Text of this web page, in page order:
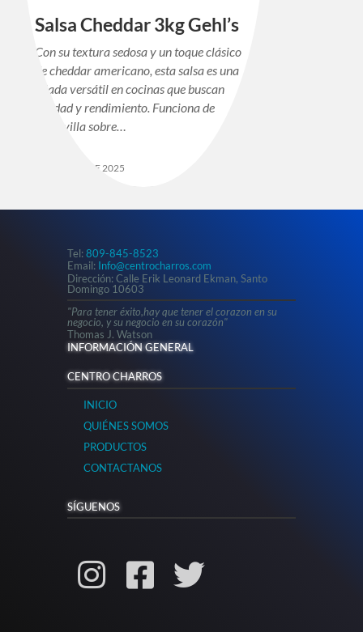
Salsa Cheddar 3kg Gehl’s
Con su textura sedosa y un toque clásico
de cheddar americano, esta salsa es una
aliada versátil en cocinas que buscan
calidad y rendimiento. Funciona de
maravilla sobre…
9 DE MAYO DE 2025
Tel:809-845-8523
Email: Info@centrocharros.com
Dirección: Calle Erik Leonard Ekman, Santo
Domingo 10603
"Para tener éxito,hay que tener el corazon en su
negocio, y su negocio en su corazón"
Thomas J. Watson
INFORMACIÓN GENERAL
CENTRO CHARROS
INICIO
QUIÉNES SOMOS
PRODUCTOS
CONTACTANOS
SÍGUENOS